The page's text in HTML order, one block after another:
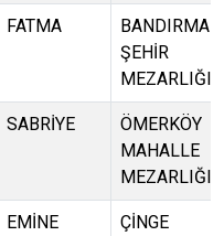
FATMA
BANDIRMA
ŞEHİR
MEZARLIĞI
SABRİYE
ÖMERKÖY
MAHALLE
MEZARLIĞI
EMİNE
ÇİNGE